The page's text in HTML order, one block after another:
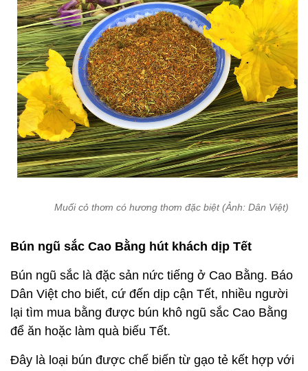
Muối cỏ thơm có hương thơm đặc biệt (Ảnh: Dân Việt)
Bún ngũ sắc Cao Bằng hút khách dịp Tết
Bún ngũ sắc là đặc sản nức tiếng ở Cao Bằng. Báo
Dân Việt cho biết, cứ đến dịp cận Tết, nhiều người
lại tìm mua bằng được bún khô ngũ sắc Cao Bằng
để ăn hoặc làm quà biếu Tết.
Đây là loại bún được chế biến từ gạo tẻ kết hợp với